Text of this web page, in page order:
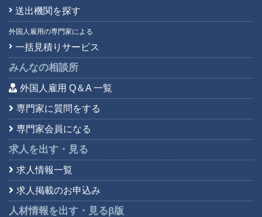
送出機関を探す
外国人雇用の専門家による
一括見積りサービス
みんなの相談所
外国人雇用 Q＆A 一覧
専門家に質問をする
専門家会員になる
求人を出す・見る
求人情報一覧
求人掲載のお申込み
人材情報を出す・見るβ版